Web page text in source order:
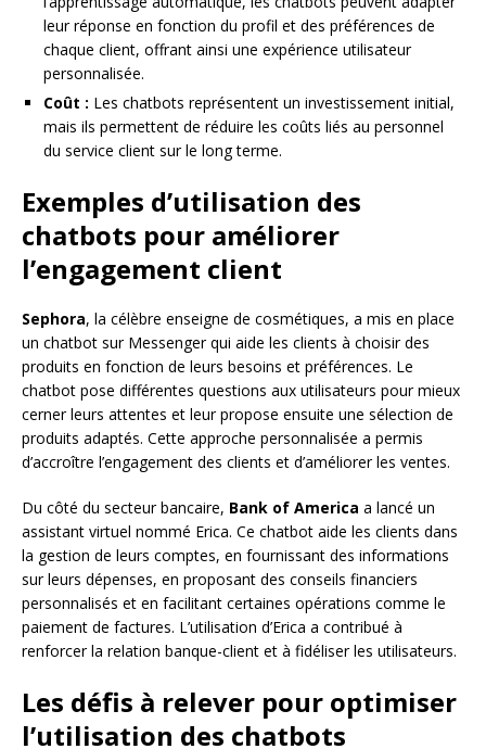
leur réponse en fonction du profil et des préférences de
chaque client, offrant ainsi une expérience utilisateur
personnalisée.
Coût : Les chatbots représentent un investissement initial,
mais ils permettent de réduire les coûts liés au personnel
du service client sur le long terme.
Exemples d’utilisation des
chatbots pour améliorer
l’engagement client
Sephora, la célèbre enseigne de cosmétiques, a mis en place
un chatbot sur Messenger qui aide les clients à choisir des
produits en fonction de leurs besoins et préférences. Le
chatbot pose différentes questions aux utilisateurs pour mieux
cerner leurs attentes et leur propose ensuite une sélection de
produits adaptés. Cette approche personnalisée a permis
d’accroître l’engagement des clients et d’améliorer les ventes.
Du côté du secteur bancaire, Bank of America a lancé un
assistant virtuel nommé Erica. Ce chatbot aide les clients dans
la gestion de leurs comptes, en fournissant des informations
sur leurs dépenses, en proposant des conseils financiers
personnalisés et en facilitant certaines opérations comme le
paiement de factures. L’utilisation d’Erica a contribué à
renforcer la relation banque-client et à fidéliser les utilisateurs.
Les défis à relever pour optimiser
l’utilisation des chatbots